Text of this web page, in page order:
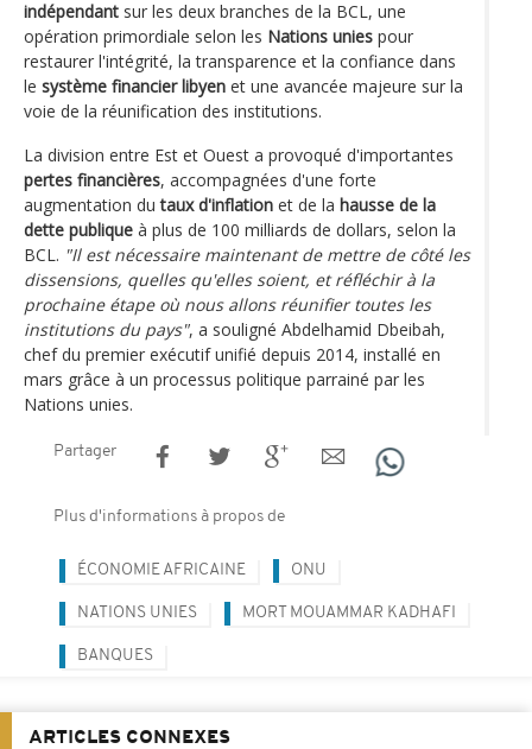
indépendant sur les deux branches de la BCL, une
opération primordiale selon les Nations unies pour
restaurer l'intégrité, la transparence et la confiance dans
le système financier libyen et une avancée majeure sur la
voie de la réunification des institutions.
La division entre Est et Ouest a provoqué d'importantes
pertes financières, accompagnées d'une forte
augmentation dutaux d'inflation et de la hausse de la
dette publique à plus de 100 milliards de dollars, selon la
BCL. "Il est nécessaire maintenant de mettre de côté les
dissensions, quelles qu'elles soient, et réfléchir à la
prochaine étape où nous allons réunifier toutes les
institutions du pays", a souligné Abdelhamid Dbeibah,
chef du premier exécutif unifié depuis 2014, installé en
mars grâce à un processus politique parrainé par les
Nations unies.
Partager
Plus d'informations à propos de
ÉCONOMIE AFRICAINE ONU
NATIONS UNIES MORT MOUAMMAR KADHAFI
BANQUES
ARTICLES CONNEXES